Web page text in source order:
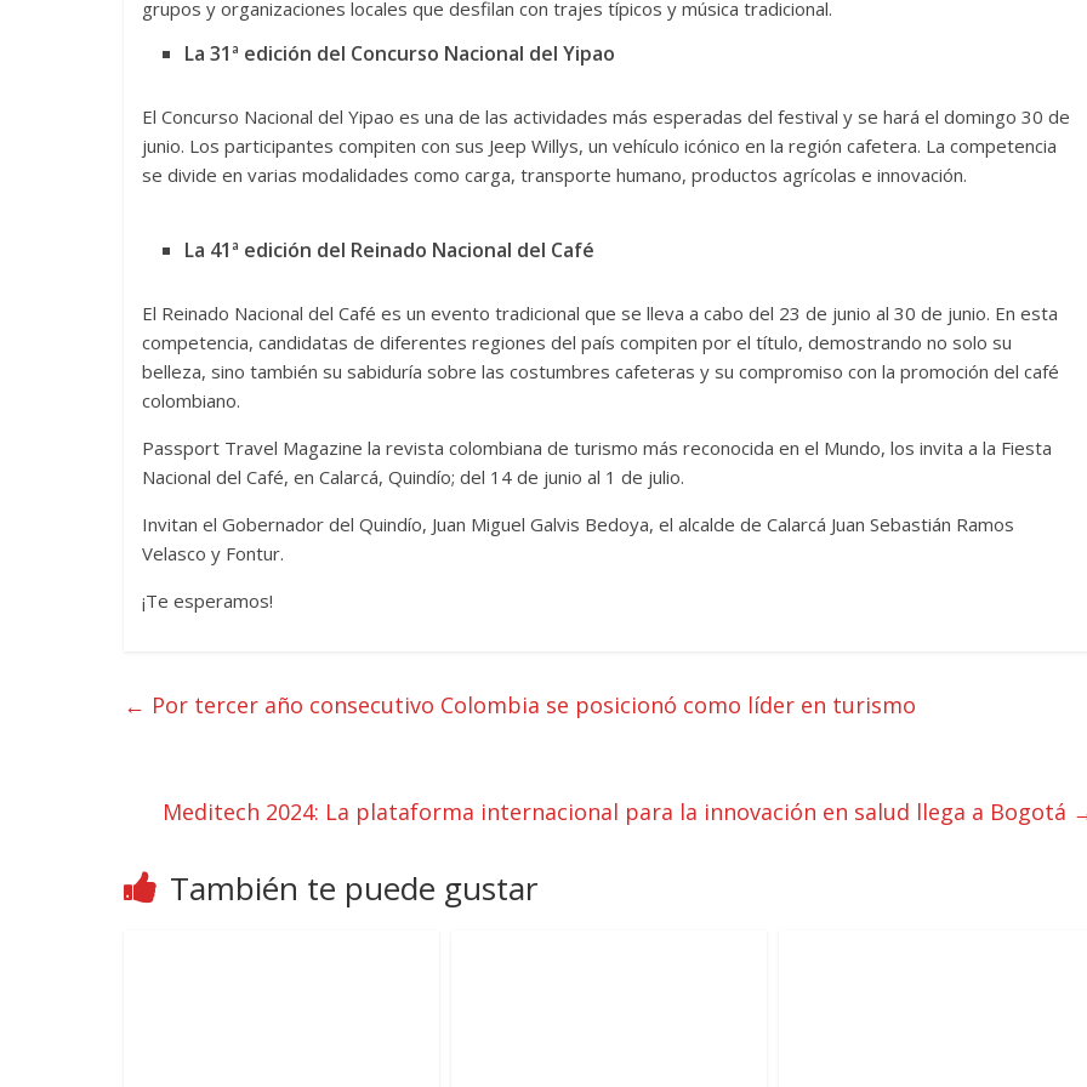
grupos y organizaciones locales que desfilan con trajes típicos y música tradicional.
La 31ª edición del Concurso Nacional del Yipao
El Concurso Nacional del Yipao es una de las actividades más esperadas del festival y se hará el domingo 30 de
junio. Los participantes compiten con sus Jeep Willys, un vehículo icónico en la región cafetera. La competencia
se divide en varias modalidades como carga, transporte humano, productos agrícolas e innovación.
La 41ª edición del Reinado Nacional del Café
El Reinado Nacional del Café es un evento tradicional que se lleva a cabo del 23 de junio al 30 de junio. En esta
competencia, candidatas de diferentes regiones del país compiten por el título, demostrando no solo su
belleza, sino también su sabiduría sobre las costumbres cafeteras y su compromiso con la promoción del café
colombiano.
Passport Travel Magazine la revista colombiana de turismo más reconocida en el Mundo, los invita a la Fiesta
Nacional del Café, en Calarcá, Quindío; del 14 de junio al 1 de julio.
Invitan el Gobernador del Quindío, Juan Miguel Galvis Bedoya, el alcalde de Calarcá Juan Sebastián Ramos
Velasco y Fontur.
¡Te esperamos!
← Por tercer año consecutivo Colombia se posicionó como líder en turismo
Meditech 2024: La plataforma internacional para la innovación en salud llega a Bogotá
También te puede gustar